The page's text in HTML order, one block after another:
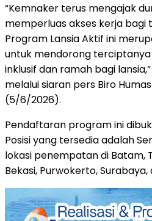
“Kemnaker terus mengajak
memperluas akses kerja bagi
Program Lansia Aktif ini
untuk mendorong
inklusif dan ramah bagi
melalui siaran pers Biro
(5/6/2026).
Pendaftaran program ini
Posisi yang tersedia adalah
lokasi penempatan di Batam,
Bekasi, Purwokerto, Surabaya,